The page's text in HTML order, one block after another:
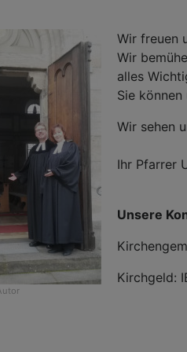
Wir freuen
Wir
alles
Sie
Wir sehen
Ihr Pfarrer
Unsere
Kirchgeld: